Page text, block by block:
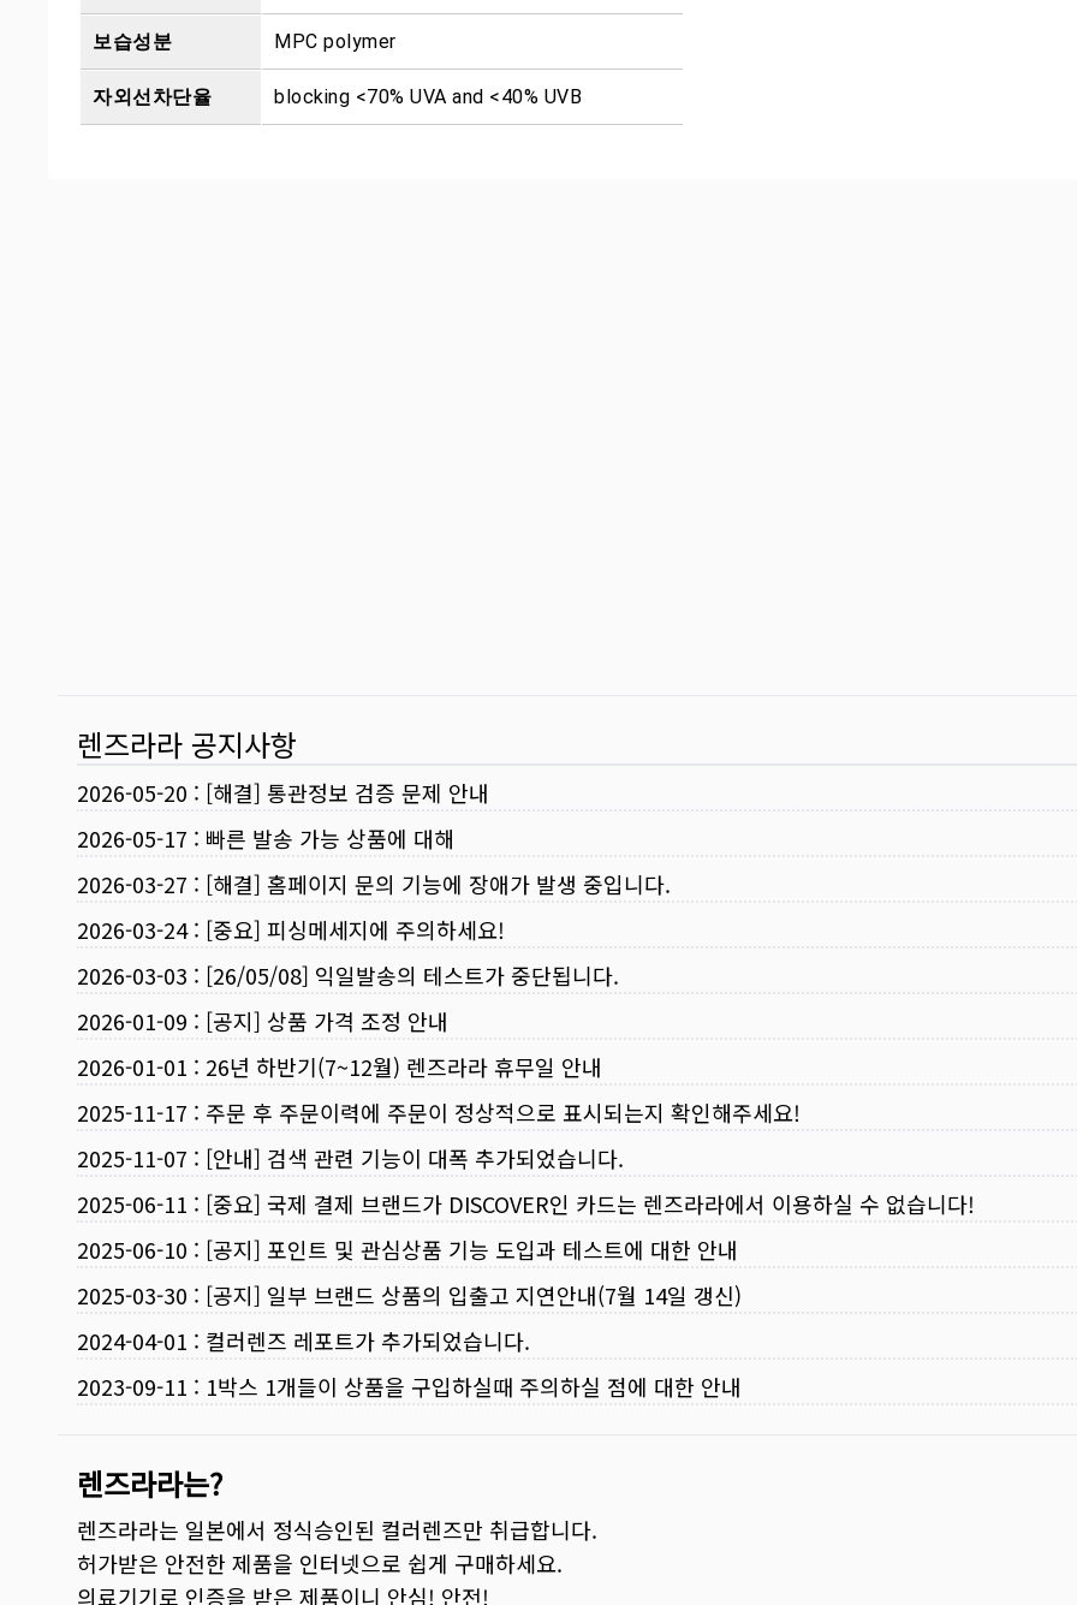
보습성분 MPC polymer
자외선차단율 blocking <70% UVA and <40% UVB
렌즈라라 공지사항
2026-05-20 : [해결] 통관정보 검증 문제 안내
2026-05-17 : 빠른 발송 가능 상품에 대해
2026-03-27 : [해결] 홈페이지 문의 기능에 장애가 발생 중입니다.
2026-03-24: [중요] 피싱메세지에 주의하세요!
2026-03-03 : [26/05/08] 익일발송의 테스트가 중단됩니다.
2026-01-09 : [공지] 상품 가격 조정 안내
2026-01-01 : 26년 하반기(7~12월) 렌즈라라 휴무일 안내
2025-11-17 : 주문 후 주문이력에 주문이 정상적으로 표시되는지 확인해주세요!
2025-11-07 : [안내] 검색 관련 기능이 대폭 추가되었습니다.
2025-06-11 : [중요] 국제 결제 브랜드가 DISCOVER인 카드는 렌즈라라에서 이용하실 수 없습니다!
2025-06-10 : [공지] 포인트 및 관심상품 기능 도입과 테스트에 대한 안내
2025-03-30 : [공지] 일부 브랜드 상품의 입출고 지연안내(7월 14일 갱신)
2024-04-01 : 컬러렌즈 레포트가 추가되었습니다.
2023-09-11 : 1박스 1개들이 상품을 구입하실때 주의하실 점에 대한 안내
렌즈라라는?
렌즈라라는 일본에서 정식승인된 컬러렌즈만 취급합니다.
허가받은 안전한 제품을 인터넷으로 쉽게 구매하세요.
의료기기로 인증을 받은 제품이니 안심! 안전!